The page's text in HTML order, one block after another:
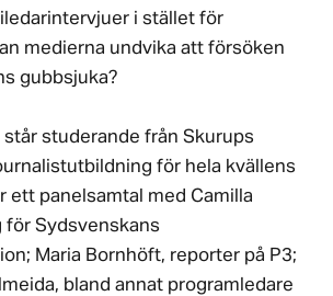
i stället för
medierna undvika att försöken
gubbsjuka?
står studerande från Skurups
för hela kvällens
ett panelsamtal med Camilla
för Sydsvenskans
Maria Bornhöft, reporter på P3;
bland annat programledare